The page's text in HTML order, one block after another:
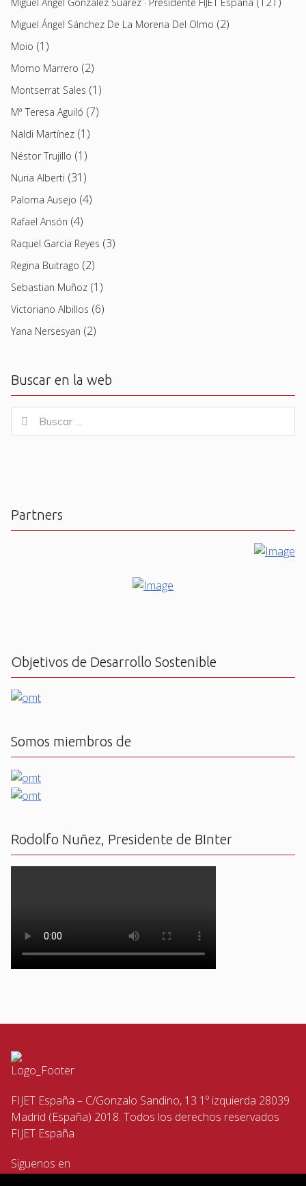
Miguel Ángel Sánchez De La Morena Del Olmo (2)
Moio (1)
Momo Marrero (2)
Montserrat Sales (1)
Mª Teresa Aguiló (7)
Naldi Martínez (1)
Néstor Trujillo (1)
Nuria Alberti (31)
Paloma Ausejo (4)
Rafael Ansón (4)
Raquel García Reyes (3)
Regina Buitrago (2)
Sebastian Muñoz (1)
Victoriano Albillos (6)
Yana Nersesyan (2)
Buscar en la web
for:
Buscar
Partners
Objetivos de Desarrollo Sostenible
Somos miembros de
Rodolfo Nuñez, Presidente de BInter
FIJET España – C/Gonzalo Sandino, 13 1º izquierda 28039
Madrid (España) 2018. Todos los derechos reservados
FIJET España
Siguenos en